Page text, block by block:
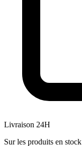
Livraison 24H
Sur les produits en stock